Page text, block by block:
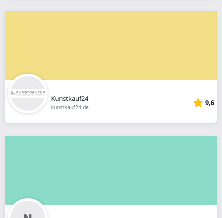
Kunstkauf24
kunstkauf24.de 9,6